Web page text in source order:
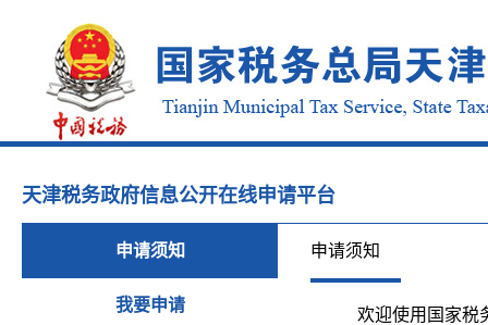
天津税务政府信息公开在线申请平台
申请须知
我要申请
申请须知
欢迎使用国家税务